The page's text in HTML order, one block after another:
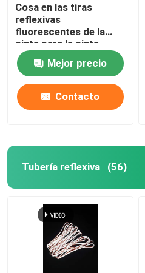
Cosa en las tiras
reflexivas
fluorescentes de la
cinta para la cinta
ignífuga de la ropa
Mejor precio
Contacto
Tubería reflexiva (56)